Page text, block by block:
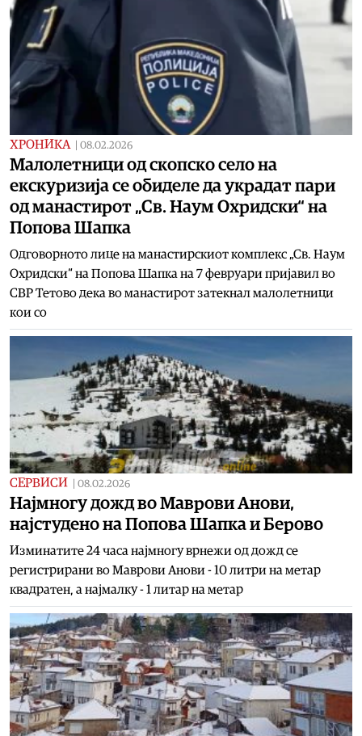
ХРОНИКА 08.02.2026
Малолетници од скопско село на
екскуризија се обиделе да украдат пари
од манастирот „Св. Наум Охридски“ на
Попова Шапка
Одговорното лице на манастирскиот комплекс „Св. Наум
Охридски“ на Попова Шапка на 7 февруари пријавил во
СВР Тетово дека во манастирот затекнал малолетници
кои со
СЕРВИСИ 08.02.2026
Најмногу дожд во Маврови Анови,
најстудено на Попова Шапка и Берово
Изминатите 24 часа најмногу врнежи од дожд се
регистрирани во Маврови Анови - 10 литри на метар
квадратен, а најмалку - 1 литар на метар